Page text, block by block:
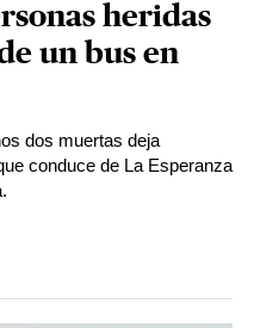
heridas
un bus en
dos muertas deja
conduce de La Esperanza